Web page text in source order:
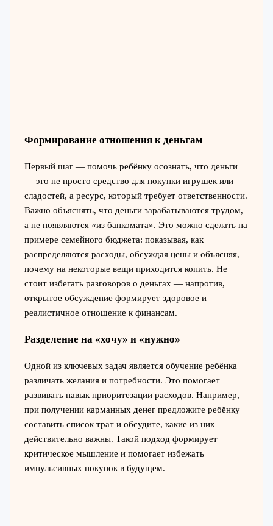
Формирование отношения к деньгам
Первый шаг — помочь ребёнку осознать, что деньги
— это не просто средство для покупки игрушек или
сладостей, а ресурс, который требует ответственности.
Важно объяснять, что деньги зарабатываются трудом,
а не появляются «из банкомата». Это можно сделать на
примере семейного бюджета: показывая, как
распределяются расходы, обсуждая цены и объясняя,
почему на некоторые вещи приходится копить. Не
стоит избегать разговоров о деньгах — напротив,
открытое обсуждение формирует здоровое и
реалистичное отношение к финансам.
Разделение на «хочу» и «нужно»
Одной из ключевых задач является обучение ребёнка
различать желания и потребности. Это помогает
развивать навык приоритезации расходов. Например,
при получении карманных денег предложите ребёнку
составить список трат и обсудите, какие из них
действительно важны. Такой подход формирует
критическое мышление и помогает избежать
импульсивных покупок в будущем.